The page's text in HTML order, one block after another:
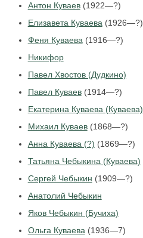
Антон Куваев(1922—?)
Елизавета Куваева(1926—?)
Феня Куваева(1916—?)
Никифор
Павел Хвостов (Дудкино)
Павел Куваев(1914—?)
Екатерина Куваева (Куваева)
Михаил Куваев(1868—?)
Анна Куваева (?) (1869—?)
Татьяна Чебыкина (Куваева)
Сергей Чебыкин (1909—?)
Анатолий Чебыкин
Яков Чебыкин (Бучиха)
Ольга Куваева(1936—7)